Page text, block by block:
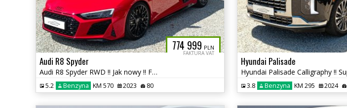
774 999 PLN
FAKTURA VAT
Audi R8 Spyder
Audi R8 Spyder RWD !! Jak nowy !! FV23% !! Salon PL !! autaniszowe
5.2 Benzyna KM 570 2023 80
Hyundai Palisade
3.8 Benzyna KM 295 2024